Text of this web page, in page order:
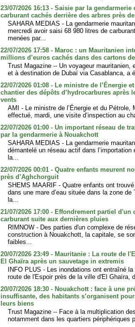
23/07/2026 16:13 - Saisie par la
carburant cachés derrière des arbres près
SAHARA MEDIAS - La gendarmerie
mercredi avoir saisi 68 980 litres de
menées par...
22/07/2026 17:58 - Maroc : un Mauritanien
millions d’euros cachés dans des cartons
Trust Magazine -- Un voyageur mauritanien,
et à destination de Dubaï via Casablanca, a
22/07/2026 01:08 - Le ministre de l’Énergie
chantier des dépôts d’hydrocarbures après
vents
AMI - Le ministre de l’Énergie et du Pétrole,
effectué, mardi, une visite d’inspection au
22/07/2026 01:00 - Un important réseau de
par la gendarmerie à Nouakchott
SAHARA MEDIAS - La gendarmerie
démantelé un réseau actif dans l’importation
la...
22/07/2026 00:01 - Quatre enfants meurent
près d’Aghchorguit
SHEMS MAARIF - Quatre enfants ont
dans une mare d’eau située dans la zone
la...
21/07/2026 17:00 - Effondrement partiel
carburant suite aux dernières pluies
RIMNOW - Des parties d'un complexe de
construction à Nouakchott, la capitale, se
faibles...
20/07/2026 23:49 - Mauritanie : La route de
El Ghaïra après un sauvetage in extremis
INFO PLUS - Les inondations ont entraîné
route de l'Espoir près de la ville d'El Ghaïra,
20/07/2026 18:30 - Nouakchott : face à une
insuffisante, des habitants s’organisent
leurs biens
Trust Magazine -- Face à la multiplication
notamment dans les quartiers périphériques